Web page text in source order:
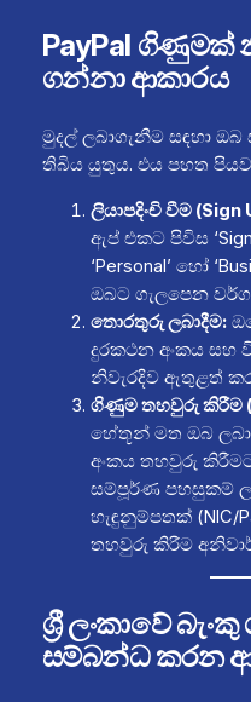
PayPal ගිණුමක්
ගන්නා ආකාරය
මුදල් ලබාගැනීම සඳහා ඔබ
තිබිය යුතුය. එය පහත
ලියාපදිංචි වීම (Sign
ඇප් එකට පිවිස
‘Personal’ හෝ
ඔබට ගැලපෙන
තොරතුරු ලබාදීම:
දුරකථන අංකය සහ
නිවැරදිව ඇතුළත්
ගිණුම තහවුරු කිරීම
හේතූන් මත ඔබ ලබා
අංකය තහවුරු
සම්පූර්ණ පහසුකම්
හැඳුනුම්පතක් (NIC/
තහවුරු කිරීම
ශ්‍රී ලංකාවේ
සම්බන්ධ කරන